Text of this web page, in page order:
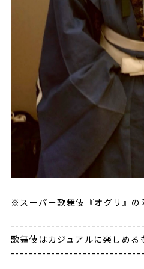
※スーパー歌舞伎『オグリ』の
歌舞伎はカジュアルに楽しめる